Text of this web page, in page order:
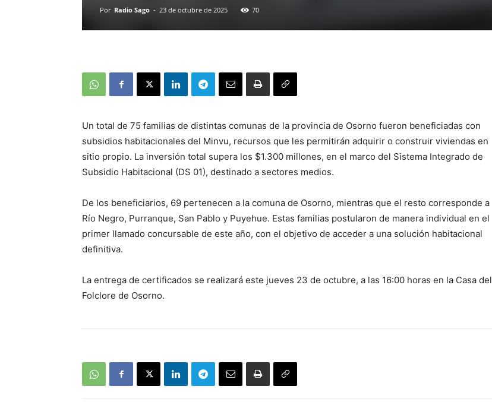
Por Radio Sago - 23 de octubre de 2025 70
Un total de 75 familias de distintas comunas de la provincia de Osorno fueron beneficiadas con
subsidios habitacionales del Minvu, recursos que les permitirán adquirir o construir viviendas en
sitio propio. La inversión total supera los $1.300 millones, en el marco del Sistema Integrado de
Subsidio Habitacional (DS 01), destinado a sectores medios.
De los beneficiarios, 69 pertenecen a la comuna de Osorno, mientras que el resto corresponde a
Río Negro, Purranque, San Pablo y Puyehue. Estas familias postularon de manera individual en el
primer llamado concursable de este año, con el objetivo de acceder a una solución habitacional
definitiva.
La entrega de certificados se realizará este jueves 23 de octubre, a las 16:00 horas en la Casa del
Folclore de Osorno.